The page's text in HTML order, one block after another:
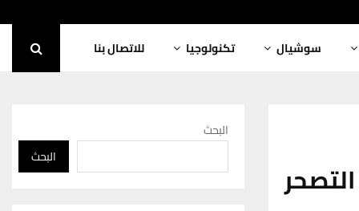
سوشيال تكنولوجيا للاتصال بنا
البحث
البحث